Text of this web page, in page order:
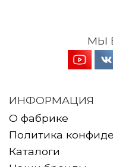
МЫ
ИНФОРМАЦИЯ
О фабрике
Политика
Каталоги